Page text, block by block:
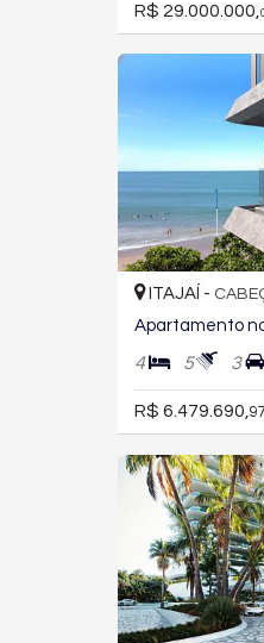
R$ 29.000.000,
ITAJAÍ -
4 5 3
R$ 6.479.690, 97